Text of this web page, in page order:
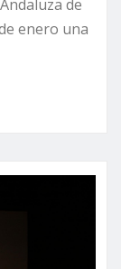
de
enero una